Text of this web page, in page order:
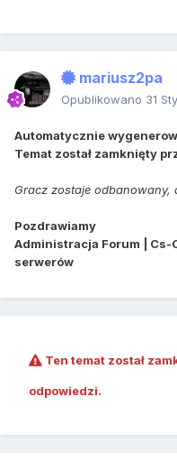
mariusz2pa
Opublikowano 31
Automatycznie
Temat został zamknięty
Gracz zostaje odbanowany,
Pozdrawiamy
Administracja Forum | Cs-
serwerów
Ten temat został
odpowiedzi.